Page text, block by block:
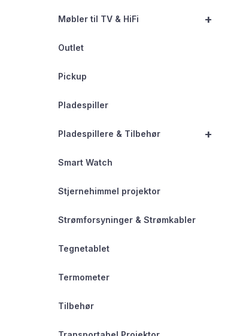
+
Møbler til TV & HiFi
Outlet
Pickup
Pladespiller
+
Pladespillere & Tilbehør
Smart Watch
Stjernehimmel projektor
Strømforsyninger & Strømkabler
Tegnetablet
Termometer
Tilbehør